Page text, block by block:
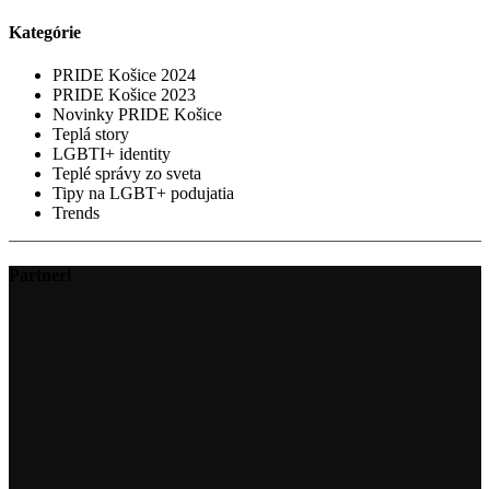
Kategórie
PRIDE Košice 2024
PRIDE Košice 2023
Novinky PRIDE Košice
Teplá story
LGBTI+ identity
Teplé správy zo sveta
Tipy na LGBT+ podujatia
Trends